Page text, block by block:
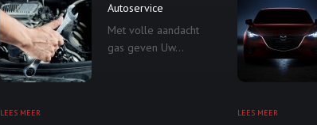
Autoservice
Met volle aandacht
gas geven Uw...
LEES MEER LEES MEER